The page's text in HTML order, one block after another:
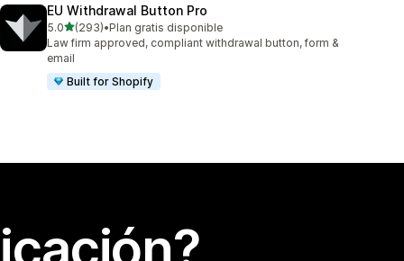
EU Withdrawal Button Pro
5.0de 5 estrellas
(293)
293 reseñas en total
•Plan gratis disponible
Law firm approved, compliant withdrawal button, form &
email
Built for Shopify